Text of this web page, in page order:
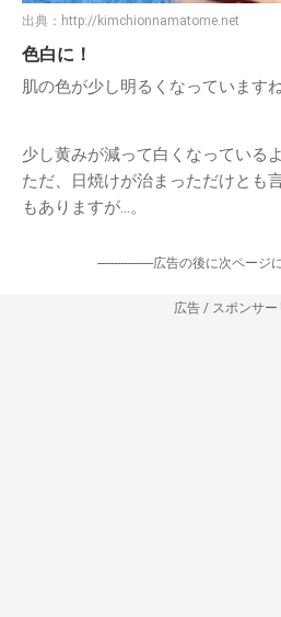
出典： http://kimchionnamatome.net
色白に！
肌の色が少し明るくなっています
少し黄みが減って白くなっている
ただ、日焼けが治まっただけとも
もありますが…。
-----------------広告の後に次ページ
広告 / スポンサー